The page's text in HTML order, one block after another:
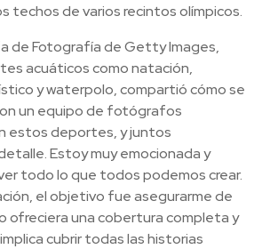
techos de varios recintos olímpicos.
de Fotografía de Getty Images,
acuáticos como natación,
y waterpolo, compartió cómo se
un equipo de fotógrafos
estos deportes, y juntos
Estoy muy emocionada y
todo lo que todos podemos crear.
el objetivo fue asegurarme de
ofreciera una cobertura completa y
cubrir todas las historias